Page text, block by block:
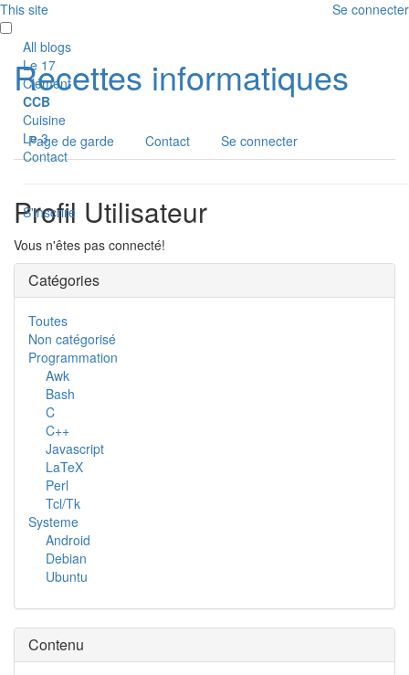
This site Se connecter
All blogs
Le 17
Clément
CCB
Cuisine
Le 3
Contact
S'inscrire
Recettes informatiques
Page de garde Contact Se connecter
Profil Utilisateur
Vous n'êtes pas connecté!
Catégories
Toutes
Non catégorisé
Programmation
Awk
Bash
C
C++
Javascript
LaTeX
Perl
Tcl/Tk
Systeme
Android
Debian
Ubuntu
Contenu